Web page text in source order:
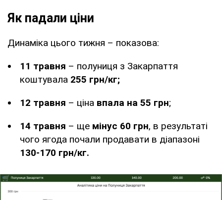
Як падали ціни
Динаміка цього тижня – показова:
11 травня – полуниця з Закарпаття
коштувала 255 грн/кг;
12 травня – ціна впала на 55 грн;
14 травня – ще мінус 60 грн, в результаті
чого ягода почали продавати в діапазоні
130-170 грн/кг.